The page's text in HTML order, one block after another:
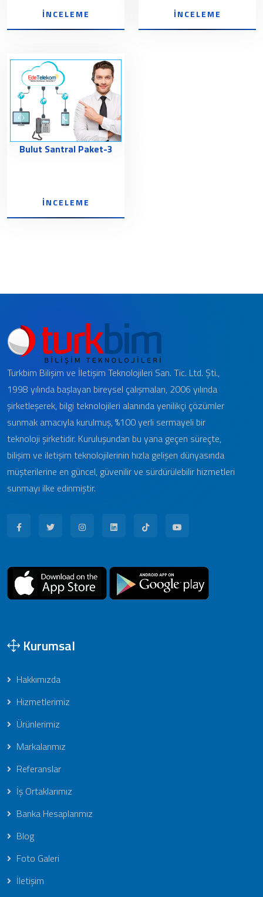
İNCELEME İNCELEME
Bulut Santral Paket-3
İNCELEME
Turkbim Bilişim ve İletişim Teknolojileri San. Tic. Ltd. Şti.,
1998 yılında başlayan bireysel çalışmaları, 2006 yılında
şirketleşerek, bilgi teknolojileri alanında yenilikçi çözümler
sunmak amacıyla kurulmuş, %100 yerli sermayeli bir
teknoloji şirketidir. Kuruluşundan bu yana geçen süreçte,
bilişim ve iletişim teknolojilerinin hızla gelişen dünyasında
müşterilerine en güncel, güvenilir ve sürdürülebilir hizmetleri
sunmayı ilke edinmiştir.
Kurumsal
Hakkımızda
Hizmetlerimiz
Ürünlerimiz
Markalarımız
Referanslar
İş Ortaklarımız
Banka Hesaplarımız
Blog
Foto Galeri
İletişim